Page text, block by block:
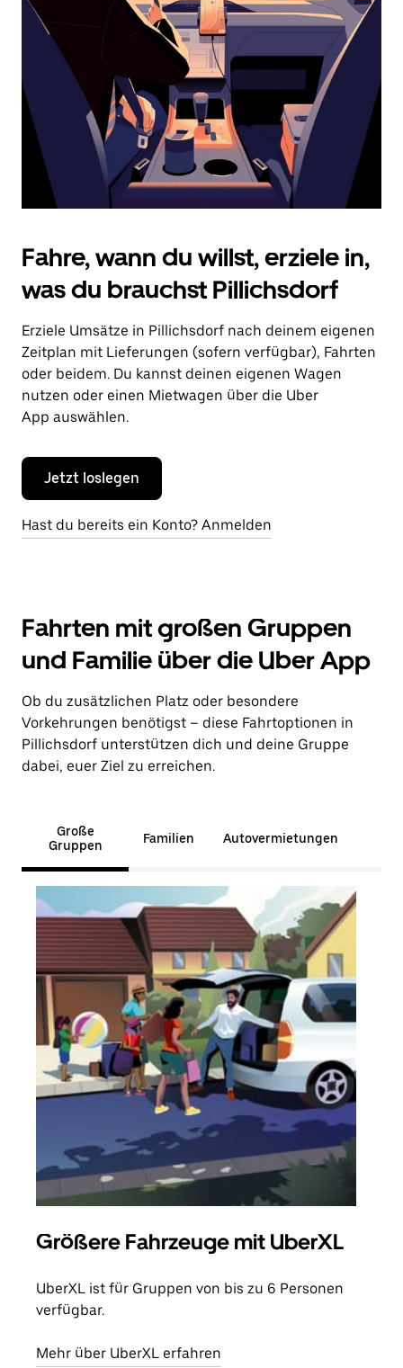
Drücke
die
Escape-
Taste,
den
Kalender
zu
schließen.
Fahre, wann du willst, erziele in,
was du brauchst Pillichsdorf
Erziele Umsätze in Pillichsdorf nach deinem eigenen
Zeitplan mit Lieferungen (sofern verfügbar), Fahrten
oder beidem. Du kannst deinen eigenen Wagen
nutzen oder einen Mietwagen über die Uber
App auswählen.
Jetzt loslegen
Hast du bereits ein Konto? Anmelden
Fahrten mit großen Gruppen
und Familie über die Uber App
Ob du zusätzlichen Platz oder besondere
Vorkehrungen benötigst – diese Fahrtoptionen in
Pillichsdorf unterstützen dich und deine Gruppe
dabei, euer Ziel zu erreichen.
Große
Gruppen
Familien Autovermietungen
Größere Fahrzeuge mit UberXL
UberXL ist für Gruppen von bis zu 6 Personen
verfügbar.
Mehr über UberXL erfahren